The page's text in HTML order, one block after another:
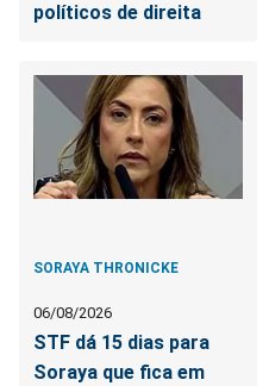
políticos de direita
SORAYA THRONICKE
06/08/2026
STF dá 15 dias para
Soraya que fica em